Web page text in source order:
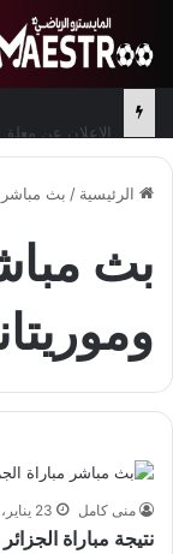
الإعلان عن
الرئيسية / بث مباشر
بث
منى كامل 23 يناير، 2024
نتيجة مباراة الجزائر